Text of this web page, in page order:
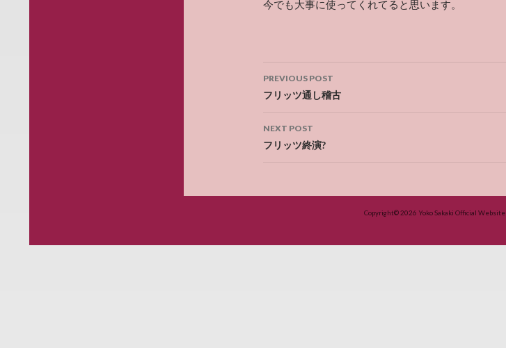
今でも大事に使ってくれてると思います。
Post
navigation
PREVIOUS POST
フリッツ通し稽古
NEXT POST
フリッツ終演?
Copyright© 2026 Yoko Sakaki Official Website